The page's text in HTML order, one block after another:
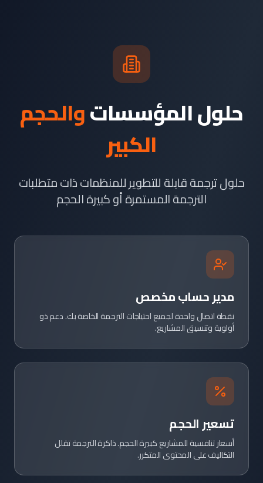
حلول المؤسساتوالحجم
الكبير
حلول ترجمة قابلة للتطوير للمنظمات ذات متطلبات
الترجمة المستمرة أو كبيرة الحجم
مدير حساب مخصص
نقطة اتصال واحدة لجميع احتياجات الترجمة الخاصة بك. دعم ذو
أولوية وتنسيق المشاريع.
تسعير الحجم
أسعار تنافسية للمشاريع كبيرة الحجم. ذاكرة الترجمة تقلل
التكاليف على المحتوى المتكرر.